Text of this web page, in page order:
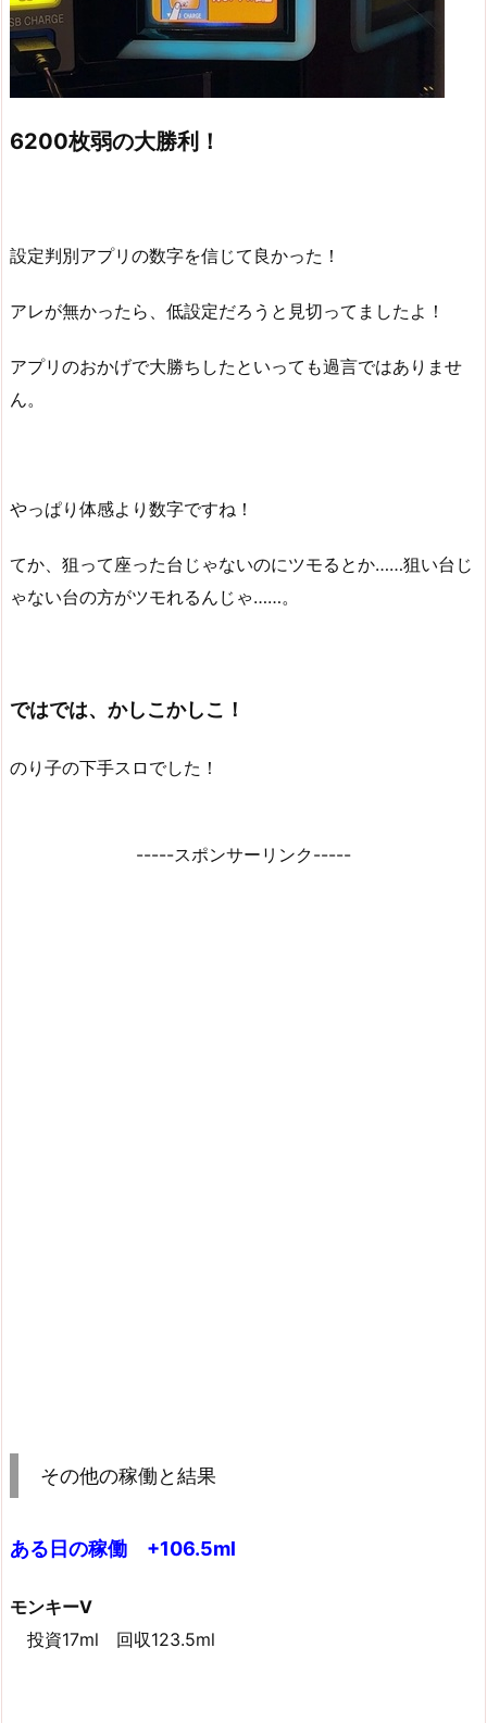
6200枚弱の大勝利！
設定判別アプリの数字を信じて良かった！
アレが無かったら、低設定だろうと見切ってましたよ！
アプリのおかげで大勝ちしたといっても過言ではありませ
ん。
やっぱり体感より数字ですね！
てか、狙って座った台じゃないのにツモるとか……狙い台じ
ゃない台の方がツモれるんじゃ……。
ではでは、かしこかしこ！
のり子の下手スロでした！
-----スポンサーリンク-----
その他の稼働と結果
ある日の稼働 +106.5ml
モンキーV
投資17ml 回収123.5ml